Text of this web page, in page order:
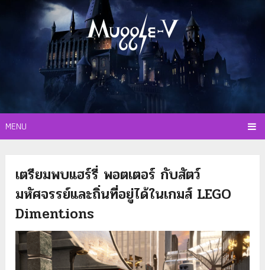
MENU
เตรียมพบแฮร์รี่ พอตเตอร์ กับสัตว์
มหัศจรรย์และถิ่นที่อยู่ได้ในเกมส์ LEGO
Dimentions